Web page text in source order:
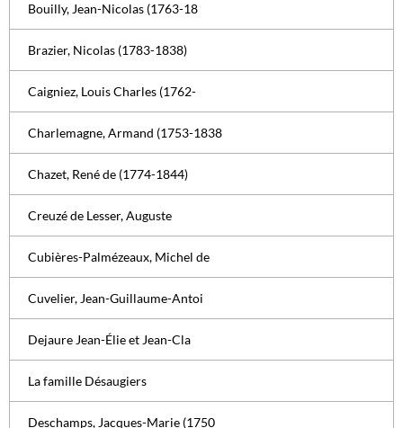
Bouilly, Jean-Nicolas (1763-18
Brazier, Nicolas (1783-1838)
Caigniez, Louis Charles (1762-
Charlemagne, Armand (1753-1838
Chazet, René de (1774-1844)
Creuzé de Lesser, Auguste
Cubières-Palmézeaux, Michel de
Cuvelier, Jean-Guillaume-Antoi
Dejaure Jean-Élie et Jean-Cla
La famille Désaugiers
Deschamps, Jacques-Marie (1750